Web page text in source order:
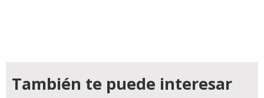
También te puede interesar